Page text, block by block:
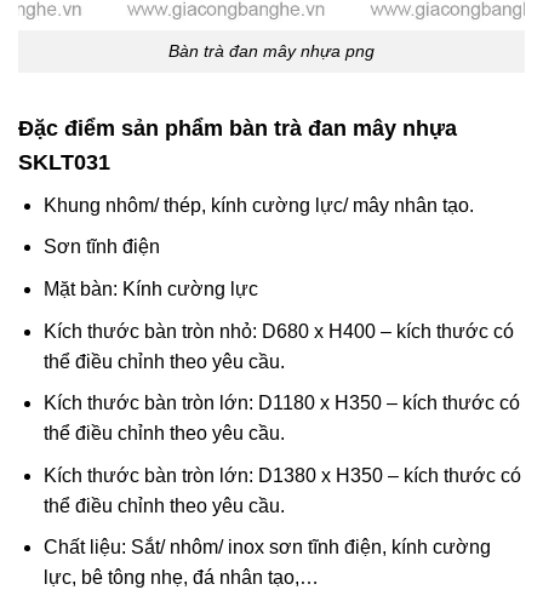
Bàn trà đan mây nhựa png
Đặc điểm sản phẩm bàn trà đan mây nhựa
SKLT031
Khung nhôm/ thép, kính cường lực/ mây nhân tạo.
Sơn tĩnh điện
Mặt bàn: Kính cường lực
Kích thước bàn tròn nhỏ: D680 x H400 – kích thước có
thể điều chỉnh theo yêu cầu.
Kích thước bàn tròn lớn: D1180 x H350 – kích thước có
thể điều chỉnh theo yêu cầu.
Kích thước bàn tròn lớn: D1380 x H350 – kích thước có
thể điều chỉnh theo yêu cầu.
Chất liệu: Sắt/ nhôm/ inox sơn tĩnh điện, kính cường
lực, bê tông nhẹ, đá nhân tạo,…